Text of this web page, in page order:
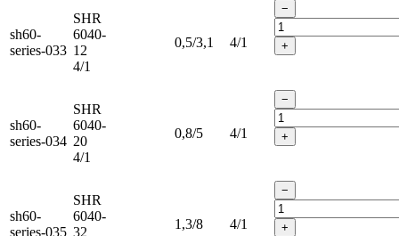
sh60-
series-033
SHR
6040-
12
4/1
0,5/3,1 4/1
−
+
sh60-
series-034
SHR
6040-
20
4/1
0,8/5 4/1
−
+
sh60-
series-035
SHR
6040-
32
1,3/8 4/1
−
+